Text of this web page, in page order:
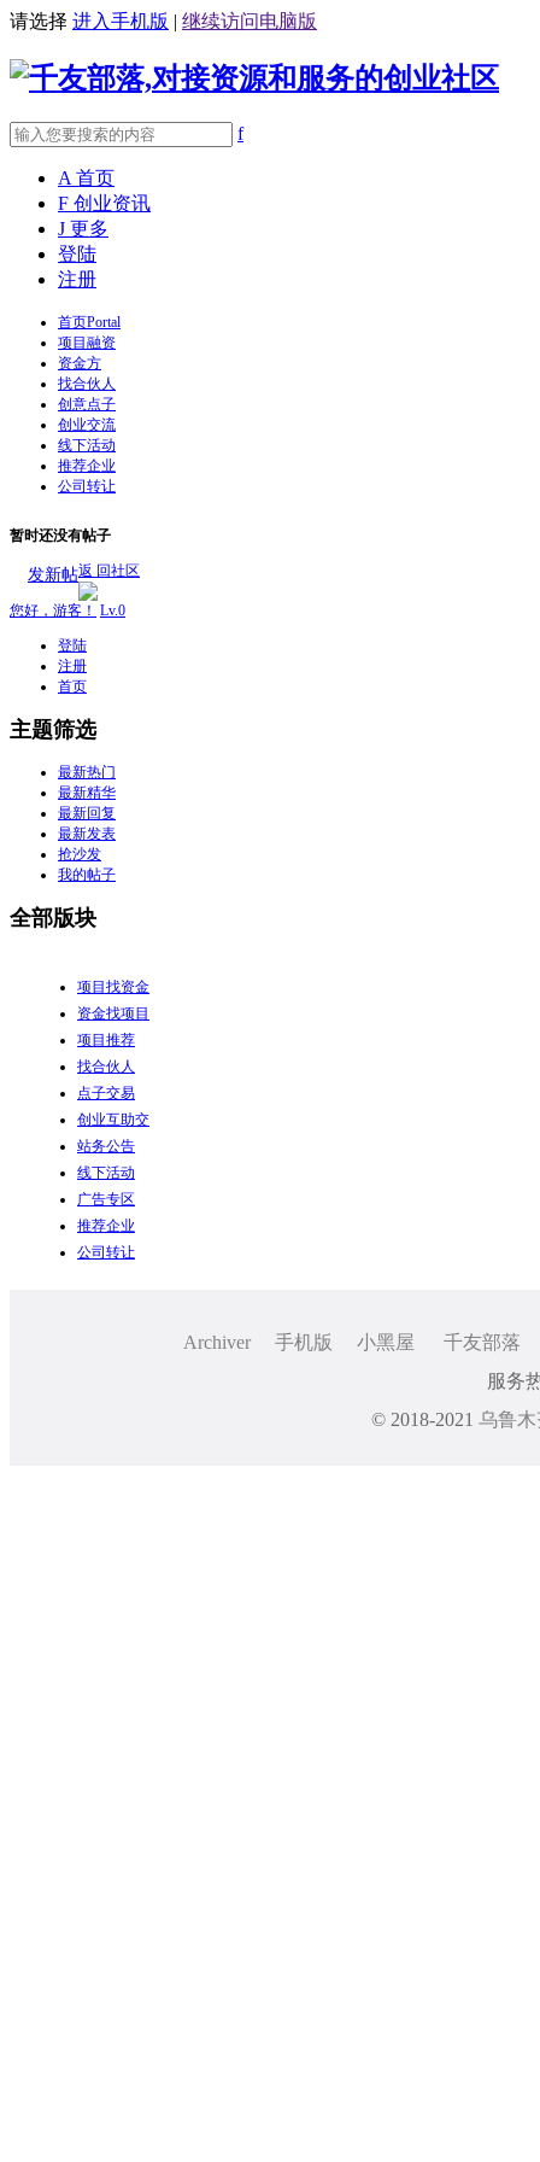
请选择 进入手机版 | 继续访问电脑版
f
A 首页
F 创业资讯
J 更多
登陆
注册
首页Portal
项目融资
资金方
找合伙人
创意点子
创业交流
线下活动
推荐企业
公司转让
暂时还没有帖子
返 回社区
发新帖
您好，游客！ Lv.0
登陆
注册
首页
主题筛选
最新热门
最新精华
最新回复
最新发表
抢沙发
我的帖子
全部版块
项目找资金
资金找项目
项目推荐
找合伙人
点子交易
创业互助交
站务公告
线下活动
广告专区
推荐企业
公司转让
Archiver 手机版 小黑屋
千友部落
服务
© 2018-2021 乌鲁